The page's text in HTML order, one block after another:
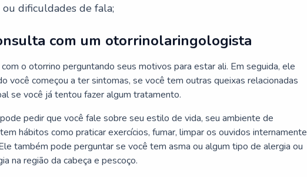
dificuldades de fala;
com um otorrinolaringologista
o otorrino perguntando seus motivos para estar ali. Em seguida, ele
você começou a ter sintomas, se você tem outras queixas relacionadas
se você já tentou fazer algum tratamento.
pedir que você fale sobre seu estilo de vida, seu ambiente de
hábitos como praticar exercícios, fumar, limpar os ouvidos internamente
também pode perguntar se você tem asma ou algum tipo de alergia ou
na região da cabeça e pescoço.